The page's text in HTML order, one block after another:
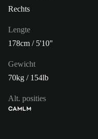
Rechts
Lengte
178cm / 5'10"
Gewicht
70kg / 154lb
Alt. posities
CAMLM